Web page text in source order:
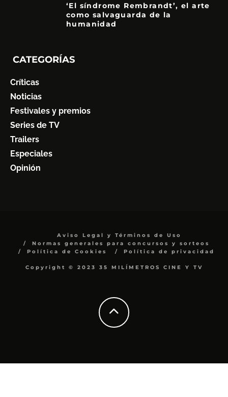
‘El síndrome Rembrandt’, el arte
como salvaguarda de la
humanidad
CATEGORÍAS
Críticas
Noticias
Festivales y premios
Series de TV
Trailers
Especiales
Opinión
Aviso Legal y Términos de Uso
Normas generales para concursos y sorteos
Política de Cookies
Política de privacidad
Copyright © 2023 35 MILÍMETROS CINE Y TV